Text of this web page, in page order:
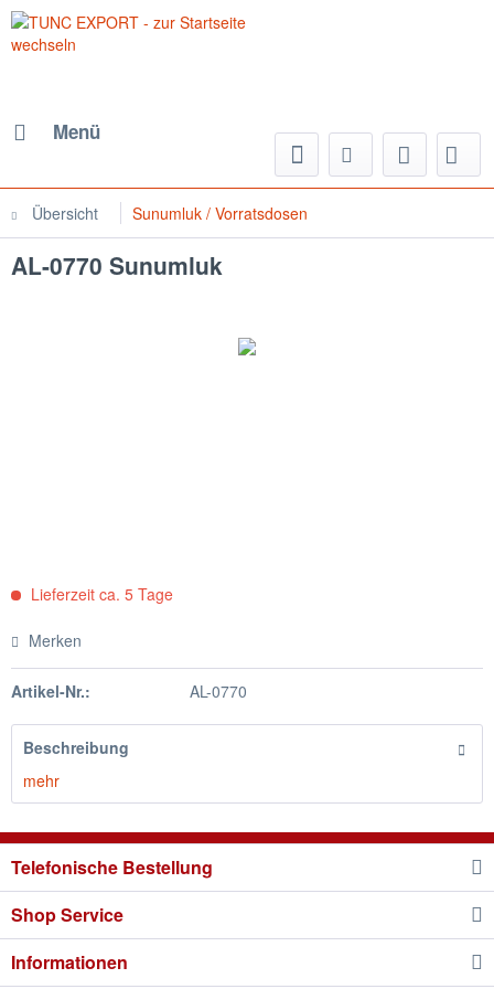
Menü
Übersicht Sunumluk / Vorratsdosen
AL-0770 Sunumluk
Lieferzeit ca. 5 Tage
Merken
Artikel-Nr.: AL-0770
Beschreibung
mehr
Telefonische Bestellung
Shop Service
Informationen